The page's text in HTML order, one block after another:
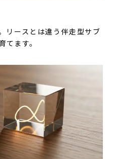
リースとは違う伴走型サブ
ます。